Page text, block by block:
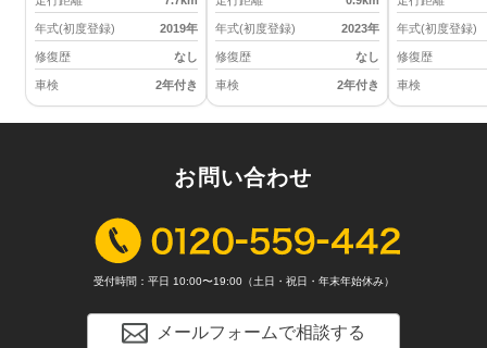
年式(初度登録) 2019年
修復歴 なし
車検 2年付き
年式(初度登録) 2023年
修復歴 なし
車検 2年付き
年式(初度登録)
修復歴
車検
お問い合わせ
受付時間：平日 10:00〜19:00（土日・祝日・年末年始休み）
メールフォームで相談する